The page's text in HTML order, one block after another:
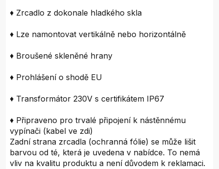
♦ Zrcadlo z dokonale hladkého skla
♦ Lze namontovat vertikálně nebo horizontálně
♦ Broušené skleněné hrany
♦ Prohlášení o shodě EU
♦ Transformátor 230V s certifikátem IP67
♦ Připraveno pro trvalé připojení k nástěnnému
vypínači (kabel ve zdi)
Zadní strana zrcadla (ochranná fólie) se může lišit
barvou od té, která je uvedena v nabídce. To nemá
vliv na kvalitu produktu a není důvodem k reklamaci.